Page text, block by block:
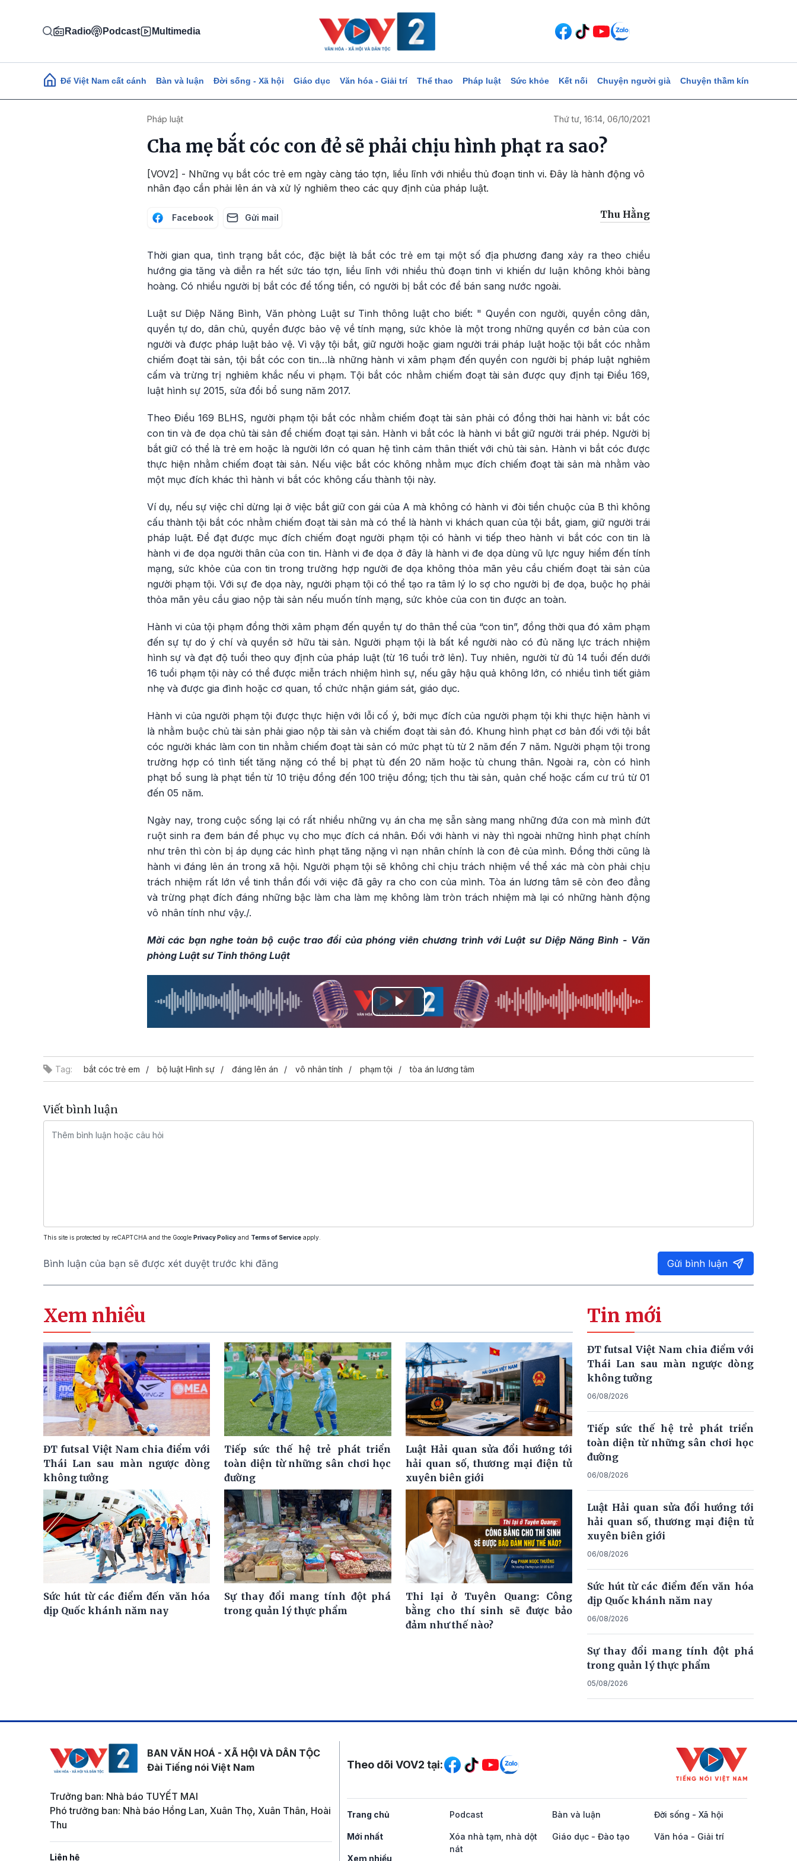
Radio Podcast Multimedia
Main navigation
Để Việt Nam cất cánh Bàn và luận Đời sống - Xã hội Giáo dục Văn hóa - Giải trí Thể thao Pháp luật Sức khỏe Kết nối Chuyện người già Chuyện thầm kín
Pháp luật Thứ tư, 16:14, 06/10/2021
Cha mẹ bắt cóc con đẻ sẽ phải chịu hình phạt ra sao?
[VOV2] - Những vụ bắt cóc trẻ em ngày càng táo tợn, liều lĩnh với nhiều thủ đoạn tinh vi. Đây là hành động vô
nhân đạo cần phải lên án và xử lý nghiêm theo các quy định của pháp luật.
Facebook Gửi mail Thu Hằng
Thời gian qua, tình trạng bắt cóc, đặc biệt là bắt cóc trẻ em tại một số địa phương đang xảy ra theo chiều
hướng gia tăng và diễn ra hết sức táo tợn, liều lĩnh với nhiều thủ đoạn tinh vi khiến dư luận không khỏi bàng
hoàng. Có nhiều người bị bắt cóc để tống tiền, có người bị bắt cóc để bán sang nước ngoài.
Luật sư Diệp Năng Bình, Văn phòng Luật sư Tinh thông luật cho biết: " Quyền con người, quyền công dân,
quyền tự do, dân chủ, quyền được bảo vệ về tính mạng, sức khỏe là một trong những quyền cơ bản của con
người và được pháp luật bảo vệ. Vì vậy tội bắt, giữ người hoặc giam người trái pháp luật hoặc tội bắt cóc nhằm
chiếm đoạt tài sản, tội bắt cóc con tin…là những hành vi xâm phạm đến quyền con người bị pháp luật nghiêm
cấm và trừng trị nghiêm khắc nếu vi phạm. Tội bắt cóc nhằm chiếm đoạt tài sản được quy định tại Điều 169,
luật hình sự 2015, sửa đổi bổ sung năm 2017.
Theo Điều 169 BLHS, người phạm tội bắt cóc nhằm chiếm đoạt tài sản phải có đồng thời hai hành vi: bắt cóc
con tin và đe dọa chủ tài sản để chiếm đoạt tại sản. Hành vi bắt cóc là hành vi bắt giữ người trái phép. Người bị
bắt giữ có thể là trẻ em hoặc là người lớn có quan hệ tình cảm thân thiết với chủ tài sản. Hành vi bắt cóc được
thực hiện nhằm chiếm đoạt tài sản. Nếu việc bắt cóc không nhằm mục đích chiếm đoạt tài sản mà nhằm vào
một mục đích khác thì hành vi bắt cóc không cấu thành tội này.
Ví dụ, nếu sự việc chỉ dừng lại ở việc bắt giữ con gái của A mà không có hành vi đòi tiền chuộc của B thì không
cấu thành tội bắt cóc nhằm chiếm đoạt tài sản mà có thể là hành vi khách quan của tội bắt, giam, giữ người trái
pháp luật. Để đạt được mục đích chiếm đoạt người phạm tội có hành vi tiếp theo hành vi bắt cóc con tin là
hành vi đe dọa người thân của con tin. Hành vi đe dọa ở đây là hành vi đe dọa dùng vũ lực nguy hiểm đến tính
mạng, sức khỏe của con tin trong trường hợp người đe dọa không thỏa mãn yêu cầu chiếm đoạt tài sản của
người phạm tội. Với sự đe dọa này, người phạm tội có thể tạo ra tâm lý lo sợ cho người bị đe dọa, buộc họ phải
thỏa mãn yêu cầu giao nộp tài sản nếu muốn tính mạng, sức khỏe của con tin được an toàn.
Hành vi của tội phạm đồng thời xâm phạm đến quyền tự do thân thể của “con tin”, đồng thời qua đó xâm phạm
đến sự tự do ý chí và quyền sở hữu tài sản. Người phạm tội là bất kể người nào có đủ năng lực trách nhiệm
hình sự và đạt độ tuổi theo quy định của pháp luật (từ 16 tuổi trở lên). Tuy nhiên, người từ đủ 14 tuổi đến dưới
16 tuổi phạm tội này có thể được miễn trách nhiệm hình sự, nếu gây hậu quả không lớn, có nhiều tình tiết giảm
nhẹ và được gia đình hoặc cơ quan, tổ chức nhận giám sát, giáo dục.
Hành vi của người phạm tội được thực hiện với lỗi cố ý, bởi mục đích của người phạm tội khi thực hiện hành vi
là nhằm buộc chủ tài sản phải giao nộp tài sản và chiếm đoạt tài sản đó. Khung hình phạt cơ bản đối với tội bắt
cóc người khác làm con tin nhằm chiếm đoạt tài sản có mức phạt tù từ 2 năm đến 7 năm. Người phạm tội trong
trường hợp có tình tiết tăng nặng có thể bị phạt tù đến 20 năm hoặc tù chung thân. Ngoài ra, còn có hình
phạt bổ sung là phạt tiền từ 10 triệu đồng đến 100 triệu đồng; tịch thu tài sản, quản chế hoặc cấm cư trú từ 01
đến 05 năm.
Ngày nay, trong cuộc sống lại có rất nhiều những vụ án cha mẹ sẵn sàng mang những đứa con mà mình đứt
ruột sinh ra đem bán để phục vụ cho mục đích cá nhân. Đối với hành vi này thì ngoài những hình phạt chính
như trên thì còn bị áp dụng các hình phạt tăng nặng vì nạn nhân chính là con đẻ của mình. Đồng thời cũng là
hành vi đáng lên án trong xã hội. Người phạm tội sẽ không chỉ chịu trách nhiệm về thể xác mà còn phải chịu
trách nhiệm rất lớn về tinh thần đối với việc đã gây ra cho con của mình. Tòa án lương tâm sẽ còn đeo đẳng
và trừng phạt đích đáng những bậc làm cha làm mẹ không làm tròn trách nhiệm mà lại có những hành động
vô nhân tính như vậy./.
Mời các bạn nghe toàn bộ cuộc trao đổi của phóng viên chương trình với Luật sư Diệp Năng Bình - Văn
phòng Luật sư Tinh thông Luật
Play
Tag: bắt cóc trẻ em bộ luật Hình sự đáng lên án vô nhân tính phạm tội tòa án lương tâm
Viết bình luận
This site is protected by reCAPTCHA and the Google Privacy Policy and Terms of Service apply.
Bình luận của bạn sẽ được xét duyệt trước khi đăng Gửi bình luận
Xem nhiều
ĐT futsal Việt Nam chia điểm với
Thái Lan sau màn ngược dòng
không tưởng
Tiếp sức thế hệ trẻ phát triển
toàn diện từ những sân chơi học
đường
Luật Hải quan sửa đổi hướng tới
hải quan số, thương mại điện tử
xuyên biên giới
Sức hút từ các điểm đến văn hóa
dịp Quốc khánh năm nay
Sự thay đổi mang tính đột phá
trong quản lý thực phẩm
Thi lại ở Tuyên Quang: Công
bằng cho thí sinh sẽ được bảo
đảm như thế nào?
Tin mới
ĐT futsal Việt Nam chia điểm với
Thái Lan sau màn ngược dòng
không tưởng
06/08/2026
Tiếp sức thế hệ trẻ phát triển
toàn diện từ những sân chơi học
đường
06/08/2026
Luật Hải quan sửa đổi hướng tới
hải quan số, thương mại điện tử
xuyên biên giới
06/08/2026
Sức hút từ các điểm đến văn hóa
dịp Quốc khánh năm nay
06/08/2026
Sự thay đổi mang tính đột phá
trong quản lý thực phẩm
05/08/2026
BAN VĂN HOÁ - XÃ HỘI VÀ DÂN TỘC
Đài Tiếng nói Việt Nam
Trưởng ban: Nhà báo TUYẾT MAI
Phó trưởng ban: Nhà báo Hồng Lan, Xuân Thọ, Xuân Thân, Hoài
Thu
Liên hệ
Mạng xã hội
Theo dõi VOV2 tại:
Trang chủ
Mới nhất
Xem nhiều
Podcast Bàn và luận Đời sống - Xã hội
Xóa nhà tạm, nhà dột
nát
Giáo dục - Đào tạo Văn hóa - Giải trí